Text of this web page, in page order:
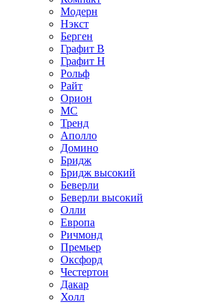
Модерн
Нэкст
Берген
Графит В
Графит Н
Рольф
Райт
Орион
МС
Тренд
Аполло
Домино
Бридж
Бридж высокий
Беверли
Беверли высокий
Олли
Европа
Ричмонд
Премьер
Оксфорд
Честертон
Дакар
Холл